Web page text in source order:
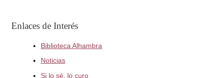
Enlaces de Interés
Biblioteca Alhambra
Noticias
Si lo sé, lo curo